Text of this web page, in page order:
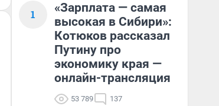
1
«Зарплата — самая
высокая в Сибири»:
Котюков рассказал
Путину про
экономику края —
онлайн-трансляция
53 789 137